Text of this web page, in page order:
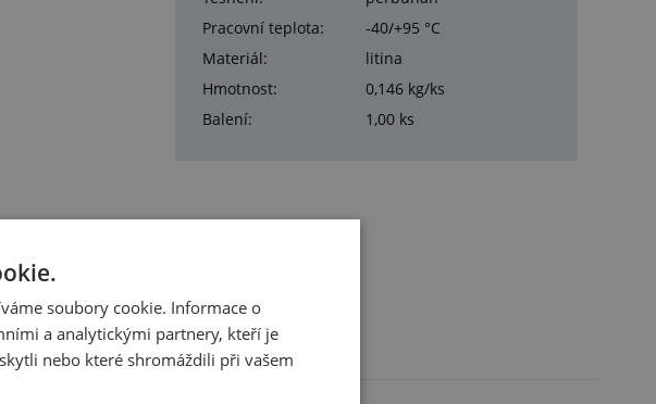
Pracovní teplota:
-40/+95 °C
Materiál:
litina
Hmotnost:
0,146 kg/ks
Balení:
1,00 ks
soubory cookie. Informace o
a analytickými partnery, kteří je
nebo které shromáždili při vašem